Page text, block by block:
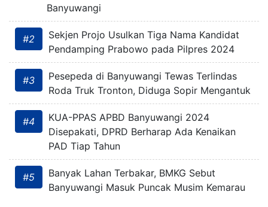
Banyuwangi
#2
Sekjen Projo Usulkan Tiga Nama Kandidat
Pendamping Prabowo pada Pilpres 2024
#3
Pesepeda di Banyuwangi Tewas Terlindas
Roda Truk Tronton, Diduga Sopir Mengantuk
#4
KUA-PPAS APBD Banyuwangi 2024
Disepakati, DPRD Berharap Ada Kenaikan
PAD Tiap Tahun
#5
Banyak Lahan Terbakar, BMKG Sebut
Banyuwangi Masuk Puncak Musim Kemarau